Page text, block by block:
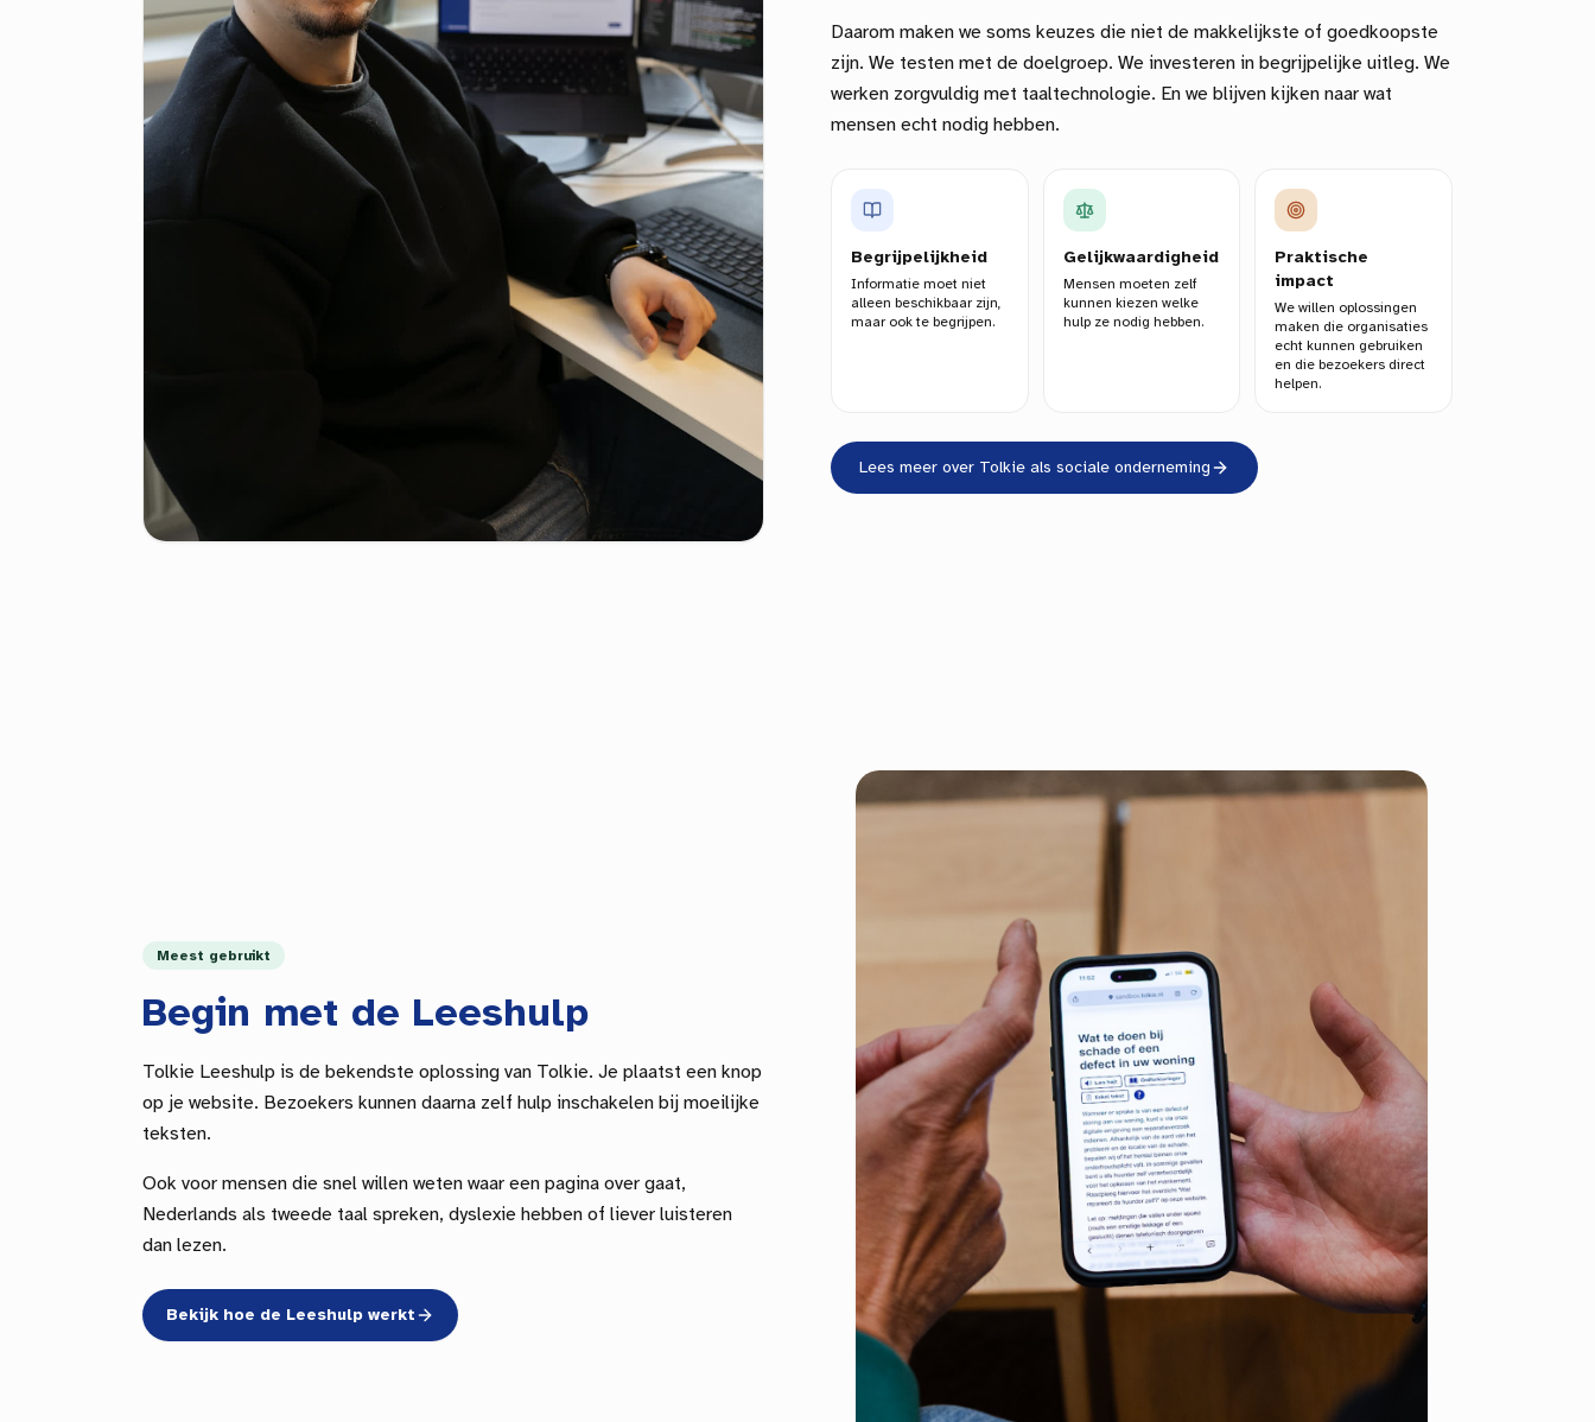
Daarom maken we soms keuzes die niet de makkelijkste of goedkoopste
zijn. We testen met de doelgroep. We investeren in begrijpelijke uitleg. We
werken zorgvuldig met taaltechnologie. En we blijven kijken naar wat
mensen echt nodig hebben.
Begrijpelijkheid
Informatie moet niet
alleen beschikbaar zijn,
maar ook te begrijpen.
Gelijkwaardigheid
Mensen moeten zelf
kunnen kiezen welke
hulp ze nodig hebben.
Praktische
impact
We willen oplossingen
maken die organisaties
echt kunnen gebruiken
en die bezoekers direct
helpen.
Lees meer over Tolkie als sociale onderneming
Meest gebruikt
Begin met de Leeshulp
Tolkie Leeshulp is de bekendste oplossing van Tolkie. Je plaatst een knop
op je website. Bezoekers kunnen daarna zelf hulp inschakelen bij moeilijke
teksten.
Ook voor mensen die snel willen weten waar een pagina over gaat,
Nederlands als tweede taal spreken, dyslexie hebben of liever luisteren
dan lezen.
Bekijk hoe de Leeshulp werkt